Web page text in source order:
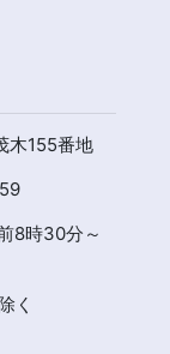
木155番地
8時30分～
く